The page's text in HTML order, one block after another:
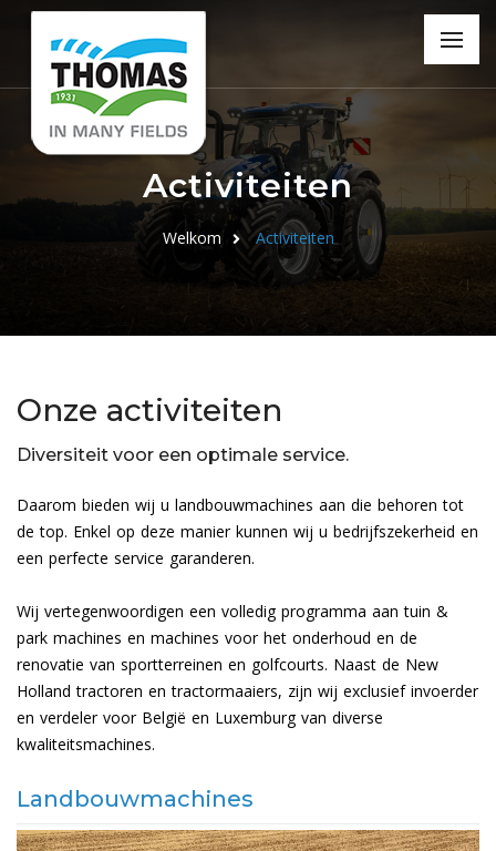
Activiteiten
Welkom Activiteiten
Onze activiteiten
Diversiteit voor een optimale service.
Daarom bieden wij u landbouwmachines aan die behoren tot
de top. Enkel op deze manier kunnen wij u bedrijfszekerheid en
een perfecte service garanderen.
Wij vertegenwoordigen een volledig programma aan tuin &
park machines en machines voor het onderhoud en de
renovatie van sportterreinen en golfcourts. Naast de New
Holland tractoren en tractormaaiers, zijn wij exclusief invoerder
en verdeler voor België en Luxemburg van diverse
kwaliteitsmachines.
Landbouwmachines